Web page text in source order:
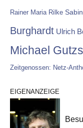
Rainer Maria Rilke
Burghardt Ulrich
Michael
Zeitgenossen: Netz-
EIGENANZEIGE